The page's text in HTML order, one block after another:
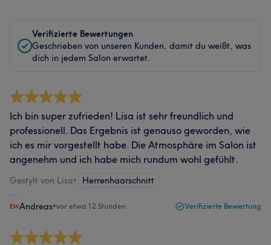
Verifizierte Bewertungen
Geschrieben von unseren Kunden, damit du weißt, was
dich in jedem Salon erwartet.
Ich bin super zufrieden! Lisa ist sehr freundlich und
professionell. Das Ergebnis ist genauso geworden, wie
ich es mir vorgestellt habe. Die Atmosphäre im Salon ist
angenehm und ich habe mich rundum wohl gefühlt.
Gestylt von Lisa• Herrenhaarschnitt
Andreas•vor etwa 12 Stunden Verifizierte Bewertung